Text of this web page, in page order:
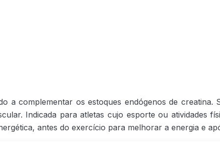
a complementar os estoques endógenos de
Indicada para atletas cujo esporte ou atividades
antes do exercício para melhorar a energia e